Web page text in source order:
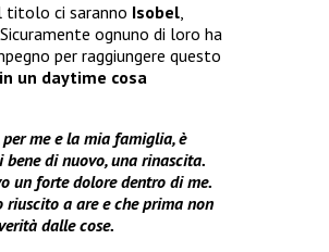
titolo ci saranno Isobel,
ognuno di loro ha
per raggiungere questo
un daytime cosa
per me e la mia famiglia, è
di nuovo, una rinascita.
un forte dolore dentro di me.
riuscito a are e che prima non
dalle cose.